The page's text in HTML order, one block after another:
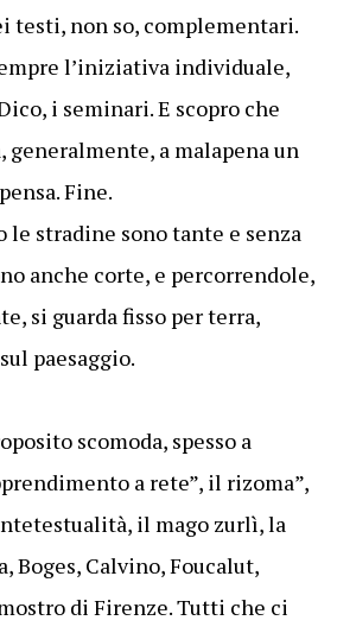
testi, non so, complementari.
l’iniziativa individuale,
i seminari. E scopro che
generalmente, a malapena un
Fine.
le stradine sono tante e senza
anche corte, e percorrendole,
si guarda fisso per terra,
paesaggio.
scomoda, spesso a
a rete”, il rizoma”,
il mago zurlì, la
Boges, Calvino, Foucalut,
di Firenze. Tutti che ci